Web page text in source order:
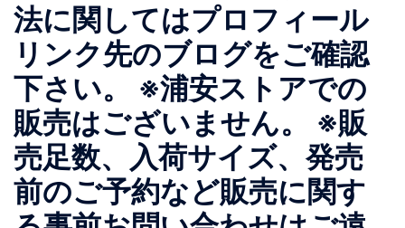
法に関してはプロフィール
リンク先のブログをご確認
下さい。 ※浦安ストアでの
販売はございません。 ※販
売足数、入荷サイズ、発売
前のご予約など販売に関す